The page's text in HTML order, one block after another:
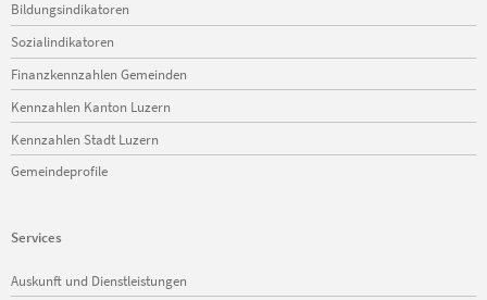
Bildungsindikatoren
Sozialindikatoren
Finanzkennzahlen Gemeinden
Kennzahlen Kanton Luzern
Kennzahlen Stadt Luzern
Gemeindeprofile
Services
überspringen
Auskunft und Dienstleistungen